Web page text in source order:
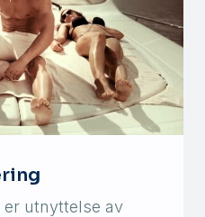
er utnyttelse av